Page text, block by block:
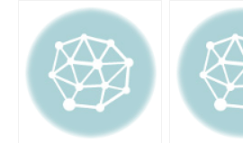
Pengadaan